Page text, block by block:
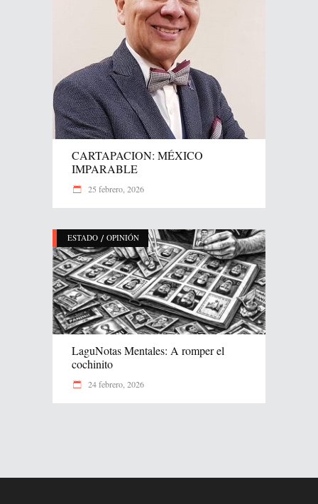
CARTAPACION: MÉXICO
IMPARABLE
25 febrero, 2026
ESTADO / OPINIÓN
LaguNotas Mentales: A romper el
cochinito
24 febrero, 2026